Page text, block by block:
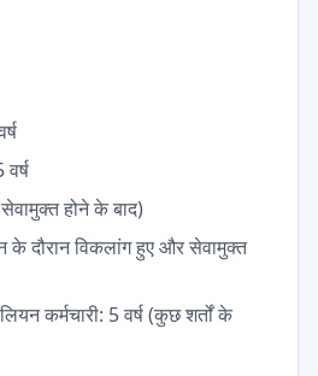
होने के बाद)
के दौरान विकलांग हुए और सेवामुक्त
कर्मचारी: 5 वर्ष (कुछ शर्तों के